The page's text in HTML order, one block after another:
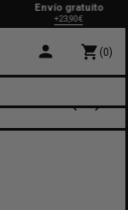
Envío gratuito
+23,90€
person shopping_cart (0)